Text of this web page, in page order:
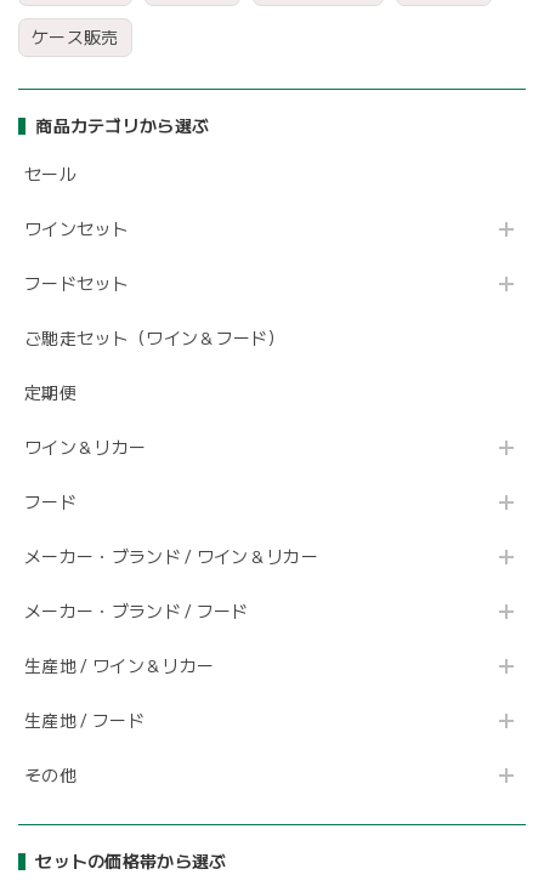
ケース販売
商品カテゴリから選ぶ
セール
ワインセット
フードセット
ご馳走セット（ワイン＆フード）
定期便
ワイン＆リカー
フード
メーカー・ブランド / ワイン＆リカー
メーカー・ブランド / フード
生産地 / ワイン＆リカー
生産地 / フード
その他
セットの価格帯から選ぶ